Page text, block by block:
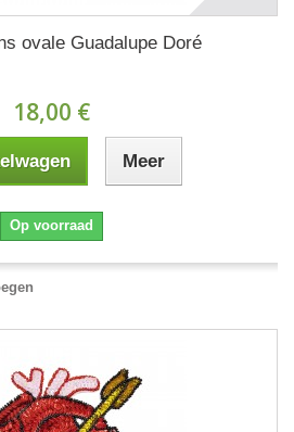
ovale Guadalupe Doré
18,00 €
Meer
Op voorraad